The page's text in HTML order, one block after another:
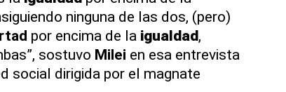
ninguna de las dos, (pero)
por encima de la igualdad,
sostuvo Milei en esa entrevista
social dirigida por el magnate